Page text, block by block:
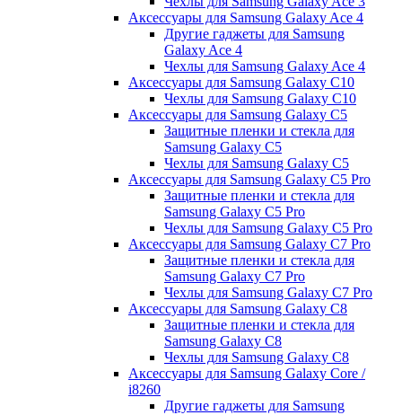
Аксессуары для Samsung Galaxy Ace 4
Другие гаджеты для Samsung
Galaxy Ace 4
Чехлы для Samsung Galaxy Ace 4
Аксессуары для Samsung Galaxy C10
Чехлы для Samsung Galaxy C10
Аксессуары для Samsung Galaxy C5
Защитные пленки и стекла для
Samsung Galaxy C5
Чехлы для Samsung Galaxy C5
Аксессуары для Samsung Galaxy C5 Pro
Защитные пленки и стекла для
Samsung Galaxy C5 Pro
Чехлы для Samsung Galaxy C5 Pro
Аксессуары для Samsung Galaxy C7 Pro
Защитные пленки и стекла для
Samsung Galaxy C7 Pro
Чехлы для Samsung Galaxy C7 Pro
Аксессуары для Samsung Galaxy C8
Защитные пленки и стекла для
Samsung Galaxy C8
Чехлы для Samsung Galaxy C8
Аксессуары для Samsung Galaxy Core /
i8260
Другие гаджеты для Samsung